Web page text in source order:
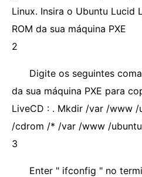
Linux. Insira o Ubuntu Lucid
ROM da sua máquina PXE
2
Digite os seguintes
da sua máquina PXE para
LiveCD : . Mkdir /var /www
/cdrom /* /var /www /
3
Enter " ifconfig " no